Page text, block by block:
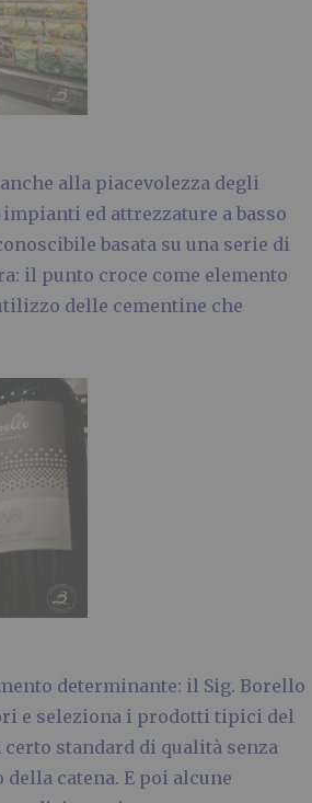
alla piacevolezza degli
ed attrezzature a basso
basata su una serie di
il punto croce come elemento
delle cementine che
determinante: il Sig. Borello
e seleziona i prodotti tipici del
standard di qualità senza
catena. E poi alcune